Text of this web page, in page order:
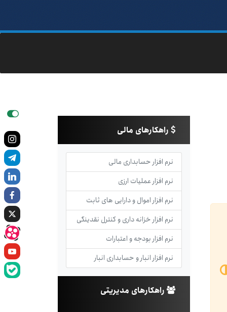
راهکارهای مالی
نرم افزار حسابداری مالی
نرم افزار عملیات ارزی
نرم افزار اموال و دارایی های ثابت
نرم افزار خزانه داری و کنترل نقدینگی
نرم افزار بودجه و اعتبارات
نرم افزار انبار و حسابداری انبار
راهکارهای مدیریتی